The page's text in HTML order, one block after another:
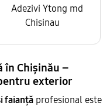
în Chișinău –
exterior
faianță profesional este